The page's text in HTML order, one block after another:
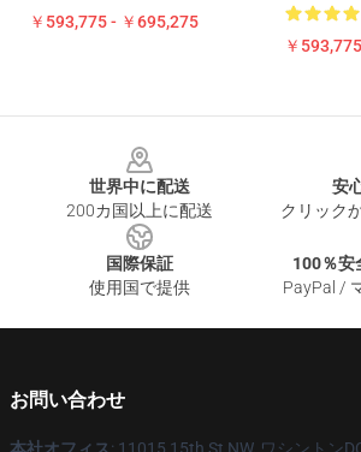
￥593,775 - ￥695,275
￥
世界中に配送
200カ国以上に配送
安
クリック
国際保証
使用国で提供
100％安
PayPal /
お問い合わせ